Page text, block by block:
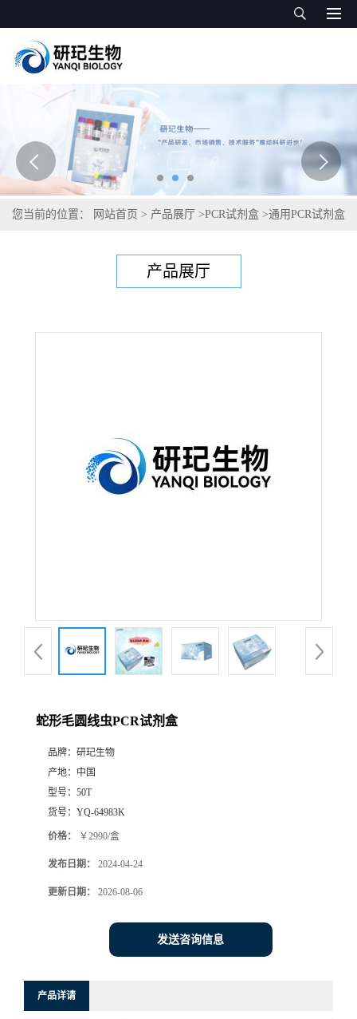
您当前的位置： 网站首页 > 产品展厅 >PCR试剂盒 >通用PCR试剂盒
产品展厅
蛇形毛圆线虫PCR试剂盒
品牌： 研玘生物
产地： 中国
型号： 50T
货号： YQ-64983K
价格： ￥2990/盒
发布日期： 2024-04-24
更新日期： 2026-08-06
发送咨询信息
产品详请